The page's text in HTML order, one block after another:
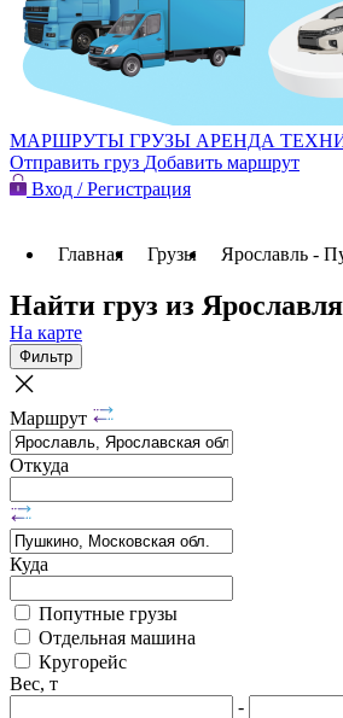
МАРШРУТЫ ГРУЗЫ АРЕНДА
Отправить груз Добавить маршрут
Вход / Регистрация
Главная Грузы Ярославль -
Найти груз из
На карте
Фильтр
Маршрут
Откуда
Куда
Попутные грузы
Отдельная машина
Кругорейс
Вес, т
-